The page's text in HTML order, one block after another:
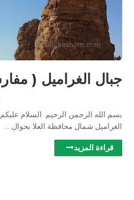
جبال الغراميل (
بسم الله الرحمن الرحيم السلام
الغراميل شمال محافظة العلا بحوال…
قراءة المزيد